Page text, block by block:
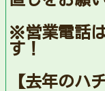
※営業電話
す！
【去年のハ